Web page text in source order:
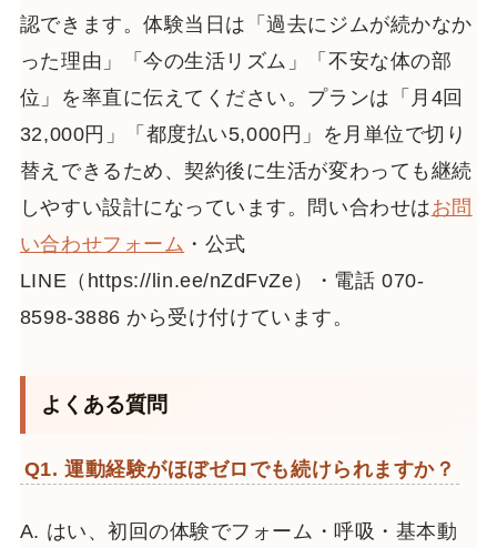
認できます。体験当日は「過去にジムが続かなか
った理由」「今の生活リズム」「不安な体の部
位」を率直に伝えてください。プランは「月4回
32,000円」「都度払い5,000円」を月単位で切り
替えできるため、契約後に生活が変わっても継続
しやすい設計になっています。問い合わせはお問
い合わせフォーム ・公式
LINE（https://lin.ee/nZdFvZe）・電話 070-
8598-3886 から受け付けています。
よくある質問
Q1. 運動経験がほぼゼロでも続けられますか？
A. はい、初回の体験でフォーム・呼吸・基本動